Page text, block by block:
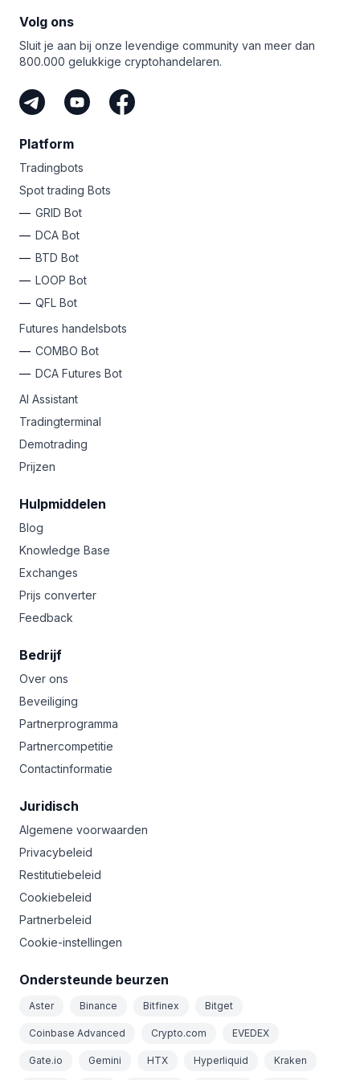
overvloed aan geavanceerde handelstools waar veel
cryptobeurzen simpelweg niet aan kunnen tippen. Van
smart orderszoals Scaled en TWAP tot trading bots
zoalsGRID,DCAenCOMBOfutures, je hebt een fortuin
Meld je vandaag nog aan bij Bitsgap
proefperiode van zeven dagen en test
de geavanceerde GRID bot!
Volg ons
Sluit je aan bij onze levendige community van meer dan
800.000 gelukkige cryptohandelaren.
Platform
Tradingbots
Spot trading Bots
GRID Bot
DCA Bot
BTD Bot
LOOP Bot
QFL Bot
Futures handelsbots
COMBO Bot
DCA Futures Bot
AI Assistant
Tradingterminal
Demotrading
Prijzen
Hulpmiddelen
Blog
Knowledge Base
Exchanges
Prijs converter
Feedback
Bedrijf
Over ons
Beveiliging
Partnerprogramma
Partnercompetitie
Contactinformatie
Juridisch
Algemene voorwaarden
Privacybeleid
Restitutiebeleid
Cookiebeleid
Partnerbeleid
Cookie-instellingen
Ondersteunde beurzen
Aster Binance Bitfinex Bitget
Coinbase Advanced Crypto.com EVEDEX
Gate.io Gemini HTX Hyperliquid Kraken